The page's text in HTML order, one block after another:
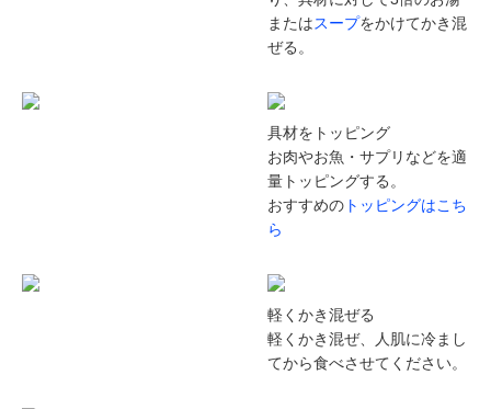
またはスープをかけてかき混
ぜる。
具材をトッピング
お肉やお魚・サプリなどを適
量トッピングする。
おすすめの トッピングはこち
ら
軽くかき混ぜる
軽くかき混ぜ、人肌に冷まし
てから食べさせてください。